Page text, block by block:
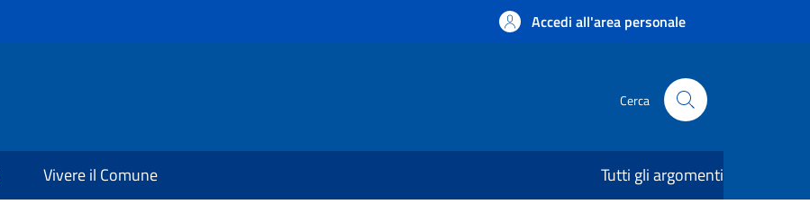
Accedi all'area personale
Cerca
Vivere il Comune Tutti gli argomenti